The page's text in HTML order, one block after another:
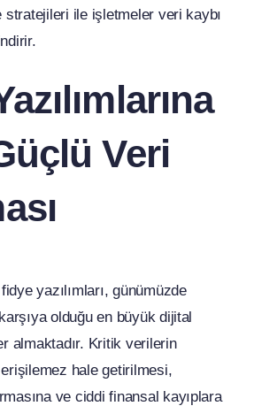
stratejileri ile işletmeler veri kaybı
Veri
yazılımları, günümüzde
olduğu en büyük dijital
almaktadır. Kritik verilerin
hale getirilmesi,
ve ciddi finansal kayıplara